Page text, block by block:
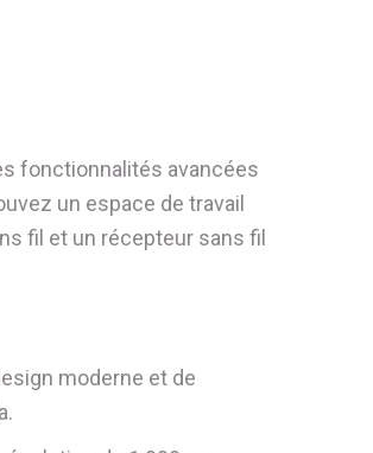
fonctionnalités avancées
un espace de travail
fil et un récepteur sans fil
moderne et de